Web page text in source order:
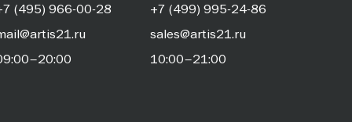
(495) 966-00-28
+7 (499) 995-24-86
sales@artis21.ru
10:00–21:00